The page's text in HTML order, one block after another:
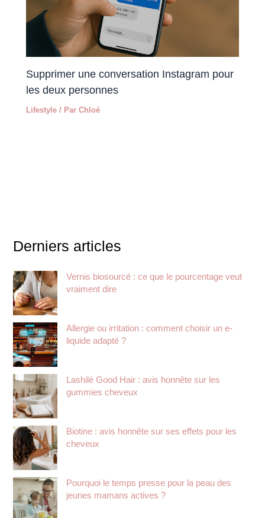
Supprimer une conversation Instagram pour
les deux personnes
Lifestyle / ParChloé
Derniers articles
Vernis biosourcé : ce que le pourcentage veut
vraiment dire
Allergie ou irritation : comment choisir un e-
liquide adapté ?
Lashilé Good Hair : avis honnête sur les
gummies cheveux
Biotine : avis honnête sur ses effets pour les
cheveux
Pourquoi le temps presse pour la peau des
jeunes mamans actives ?